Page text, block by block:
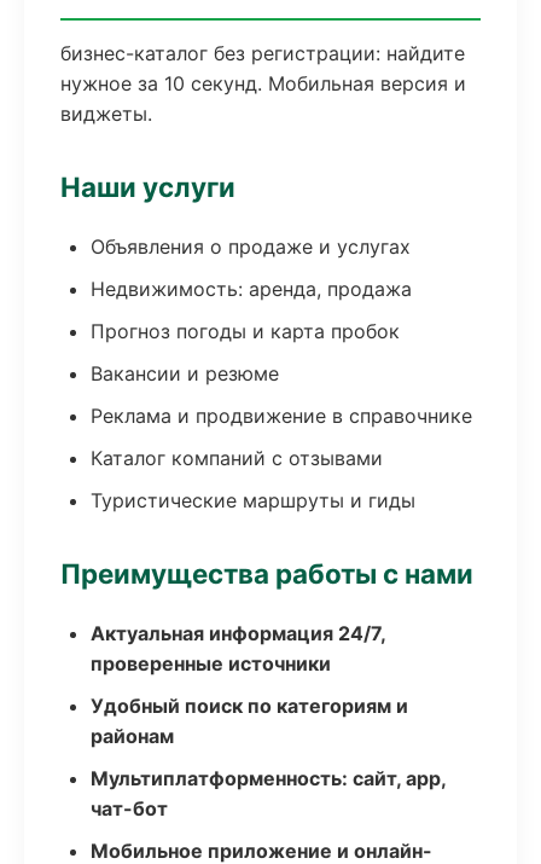
бизнес-каталог без регистрации: найдите
нужное за 10 секунд. Мобильная версия и
виджеты.
Наши услуги
Объявления о продаже и услугах
Недвижимость: аренда, продажа
Прогноз погоды и карта пробок
Вакансии и резюме
Реклама и продвижение в справочнике
Каталог компаний с отзывами
Туристические маршруты и гиды
Преимущества работы с нами
Актуальная информация 24/7,
проверенные источники
Удобный поиск по категориям и
районам
Мультиплатформенность: сайт, app,
чат-бот
Мобильное приложение и онлайн-